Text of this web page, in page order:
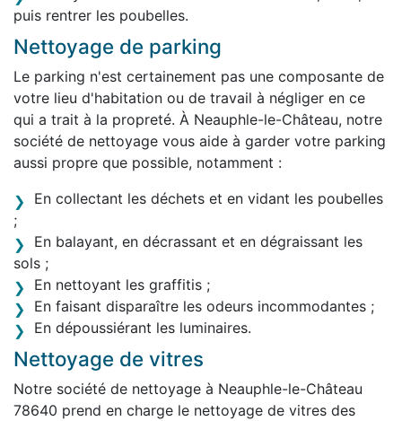
puis rentrer les poubelles.
Nettoyage de parking
Le parking n'est certainement pas une composante de
votre lieu d'habitation ou de travail à négliger en ce
qui a trait à la propreté. À Neauphle-le-Château, notre
société de nettoyage vous aide à garder votre parking
aussi propre que possible, notamment :
En collectant les déchets et en vidant les poubelles
;
En balayant, en décrassant et en dégraissant les
sols ;
En nettoyant les graffitis ;
En faisant disparaître les odeurs incommodantes ;
En dépoussiérant les luminaires.
Nettoyage de vitres
Notre société de nettoyage à Neauphle-le-Château
78640 prend en charge le nettoyage de vitres des